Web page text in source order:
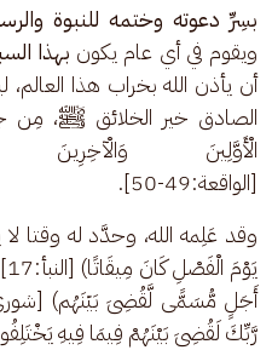
بسِرِّ دعوته وختمه للنبوة
ويقوم في أي عام يكون بهذا
أن يأذن الله بخراب هذا
الصادق خير الخلائق ﷺ، مِن
الْأَوَّلِينَ
[الواقعة:49-50].
وقد عَلِمه الله، وحدَّد له وقتا
رَّبِّكَ لَقُضِيَ بَيْنَهُمْ فِيمَا فِيهِ